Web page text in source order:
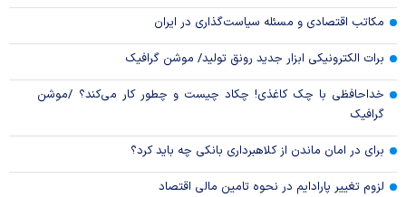
مکاتب اقتصادی و مسئله سیاست‌گذاری در ایران
برات الکترونیکی ابزار جدید رونق تولید/ موشن گرافیک
خداحافظی با چک کاغذی! چکاد چیست و چطور کار می‌کند؟ /موشن
گرافیک
برای در امان ماندن از کلاهبرداری بانکی چه باید کرد؟
لزوم تغییر پارادایم در نحوه تامین مالی اقتصاد